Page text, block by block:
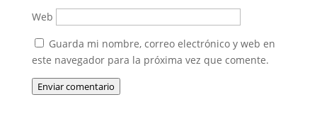
Web
Guarda mi nombre, correo electrónico y web en
este navegador para la próxima vez que comente.
Enviar comentario